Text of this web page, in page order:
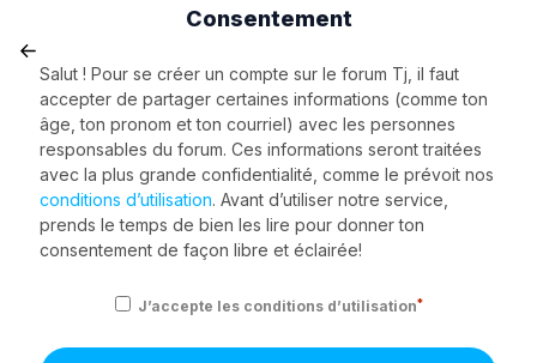
Consentement
Salut ! Pour se créer un compte sur le forum Tj, il faut
accepter de partager certaines informations (comme ton
âge, ton pronom et ton courriel) avec les personnes
responsables du forum. Ces informations seront traitées
avec la plus grande confidentialité, comme le prévoit nos
conditions d’utilisation. Avant d’utiliser notre service,
prends le temps de bien les lire pour donner ton
consentement de façon libre et éclairée!
J’accepte les conditions d’utilisation*